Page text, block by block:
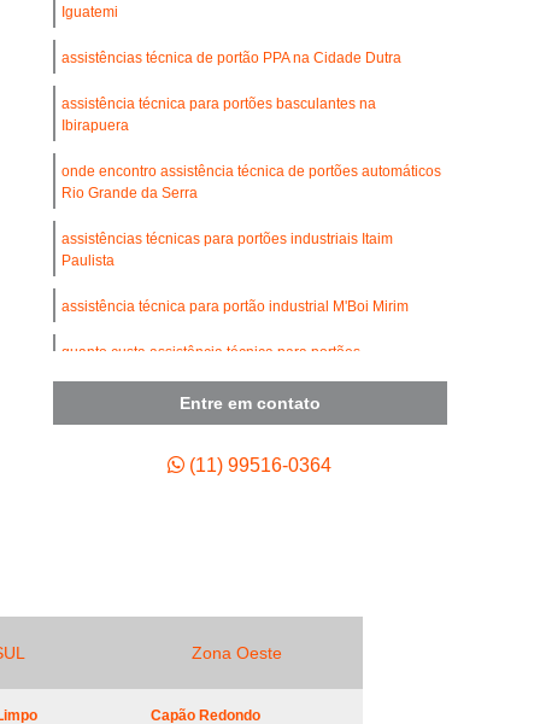
Conserto de Portão Automático
Automático Basculante
Automático Pivotante Duplo
Conserto de Portão de Ferro
Portão de Garagem
de Motor para Portão Automático
Empresa de Manutenção de Portão Automático
de Portão Automático Industrial
de Portão Basculante
de Portão de Alumínio
de Portão Portões de Garagem
para Portão Automático
Iguatemi
assistências técnica de portão PPA na Cidade Dutra
assistência técnica para portões basculantes na
Ibirapuera
onde encontro assistência técnica de portões automáticos
Rio Grande da Serra
assistências técnicas para portões industriais Itaim
Paulista
assistência técnica para portão industrial M'Boi Mirim
quanto custa assistência técnica para portões
Entre em contato
(11) 99516-0364
Zona Oeste
Capão Redondo